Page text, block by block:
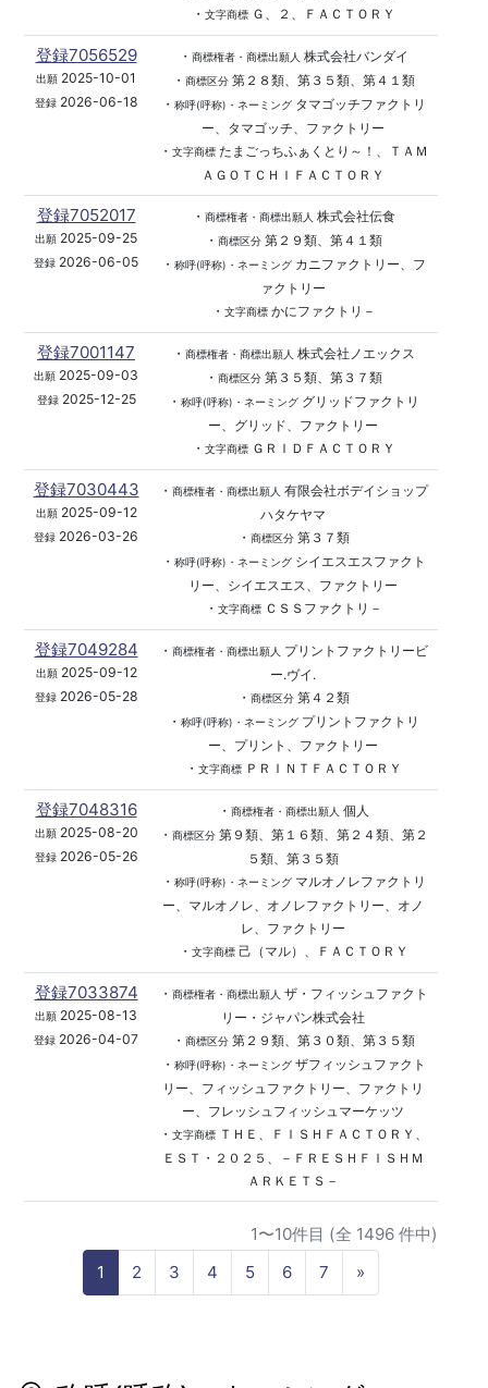
・ 文字商標Ｇ、２、ＦＡＣＴＯＲＹ
登録7056529
出願 2025-10-01
登録2026-06-18
・ 商標権者・商標出願人 株式会社バンダイ
・ 商標区分第２８類、第３５類、第４１類
・ 称呼(呼称)・ネーミングタマゴッチファクトリ
ー、タマゴッチ、ファクトリー
・ 文字商標たまごっちふぁくとり～！、ＴＡＭ
ＡＧＯＴＣＨＩＦＡＣＴＯＲＹ
登録7052017
出願 2025-09-25
登録 2026-06-05
・ 商標権者・商標出願人 株式会社伝食
・ 商標区分第２９類、第４１類
・ 称呼(呼称)・ネーミングカニファクトリー、フ
ァクトリー
・ 文字商標かにファクトリ－
登録7001147
出願 2025-09-03
登録2025-12-25
・ 商標権者・商標出願人 株式会社ノエックス
・ 商標区分第３５類、第３７類
・ 称呼(呼称)・ネーミンググリッドファクトリ
ー、グリッド、ファクトリー
・ 文字商標ＧＲＩＤＦＡＣＴＯＲＹ
登録7030443
出願2025-09-12
登録 2026-03-26
・ 商標権者・商標出願人 有限会社ボデイショップ
ハタケヤマ
・ 商標区分第３７類
・ 称呼(呼称)・ネーミングシイエスエスファクト
リー、シイエスエス、ファクトリー
・ 文字商標ＣＳＳファクトリ－
登録7049284
出願2025-09-12
登録2026-05-28
・ 商標権者・商標出願人
プリントファクトリービ
ー.ヴイ.
・ 商標区分第４２類
・ 称呼(呼称)・ネーミングプリントファクトリ
ー、プリント、ファクトリー
・ 文字商標ＰＲＩＮＴＦＡＣＴＯＲＹ
登録7048316
出願2025-08-20
登録2026-05-26
・ 商標権者・商標出願人 個人
・ 商標区分第９類、第１６類、第２４類、第２
５類、第３５類
・ 称呼(呼称)・ネーミングマルオノレファクトリ
ー、マルオノレ、オノレファクトリー、オノ
レ、ファクトリー
・ 文字商標己（マル）、ＦＡＣＴＯＲＹ
登録7033874
出願 2025-08-13
登録 2026-04-07
・ 商標権者・商標出願人 ザ・フィッシュファクト
リー・ジャパン株式会社
・ 商標区分第２９類、第３０類、第３５類
・ 称呼(呼称)・ネーミングザフィッシュファクト
リー、フィッシュファクトリー、ファクトリ
ー、フレッシュフィッシュマーケッツ
・ 文字商標ＴＨＥ、ＦＩＳＨＦＡＣＴＯＲＹ、
ＥＳＴ・２０２５、－ＦＲＥＳＨＦＩＳＨＭ
ＡＲＫＥＴＳ－
1〜10件目 (全 1496 件中)
1
2 3 4 5 6 7 »
e